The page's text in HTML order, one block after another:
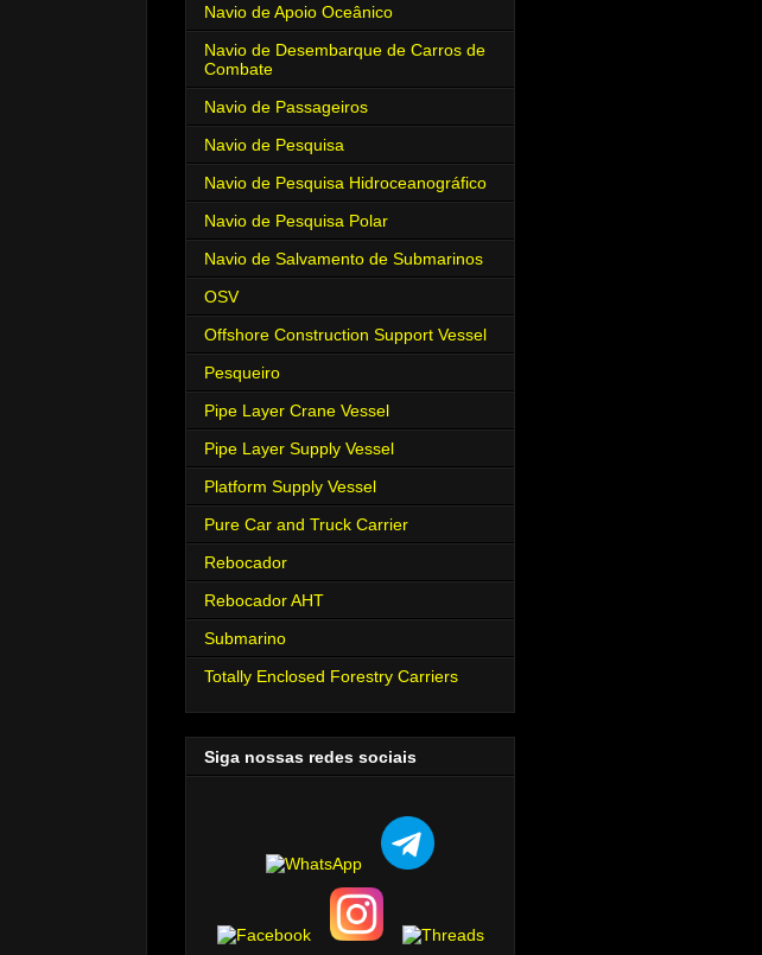
Navio de Apoio Oceânico
Navio de Desembarque de Carros de
Combate
Navio de Passageiros
Navio de Pesquisa
Navio de Pesquisa Hidroceanográfico
Navio de Pesquisa Polar
Navio de Salvamento de Submarinos
OSV
Offshore Construction Support Vessel
Pesqueiro
Pipe Layer Crane Vessel
Pipe Layer Supply Vessel
Platform Supply Vessel
Pure Car and Truck Carrier
Rebocador
Rebocador AHT
Submarino
Totally Enclosed Forestry Carriers
Siga nossas redes sociais